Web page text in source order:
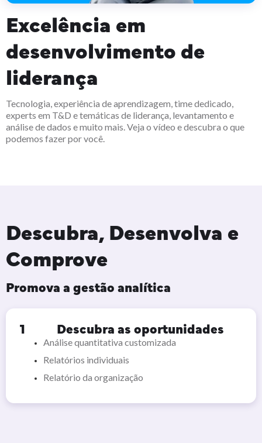
Excelência em
desenvolvimento de
liderança
Tecnologia, experiência de aprendizagem, time dedicado,
experts em T&D e temáticas de liderança, levantamento e
análise de dados e muito mais. Veja o vídeo e descubra o que
podemos fazer por você.
Descubra, Desenvolva e
Comprove
Promova a gestão analítica
1 Descubra as oportunidades
Análise quantitativa customizada
Relatórios individuais
Relatório da organização